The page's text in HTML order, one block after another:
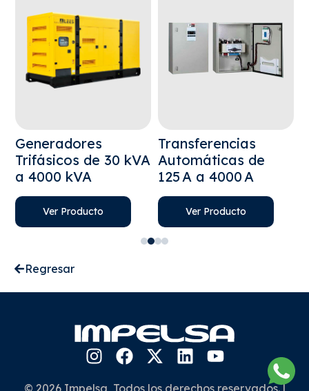
Generadores
Trifásicos de 30 kVA
a 4000 kVA
Ver Producto
Transferencias
Automáticas de
125 A a 4000 A
Ver Producto
Regresar
© 2026 Impelsa, Todos los derechos reservados. |